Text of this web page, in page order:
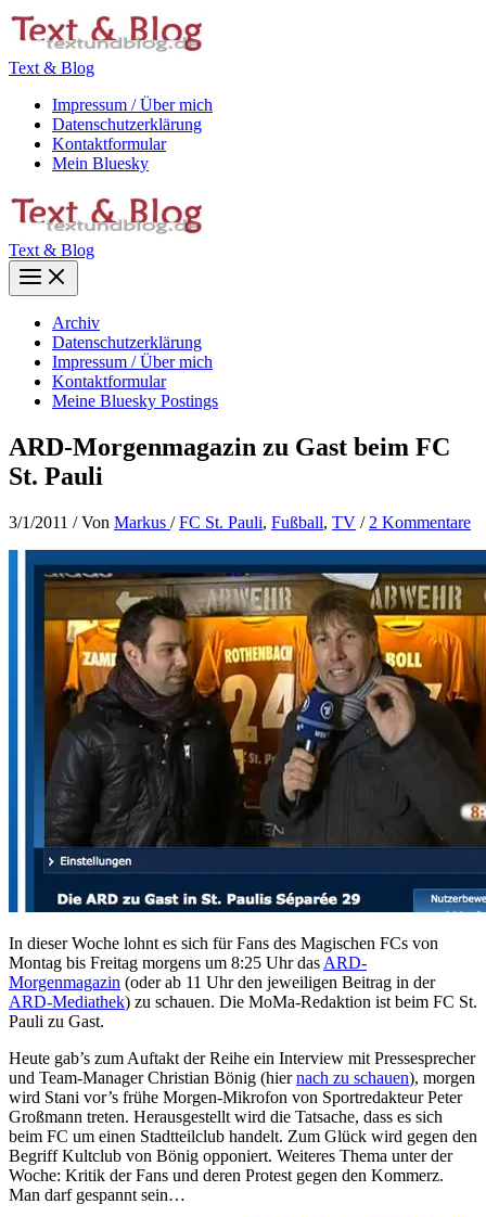
Zum
Inhalt
Text & Blog
Impressum / Über mich
Datenschutzerklärung
Kontaktformular
Mein Bluesky
Text & Blog
Main
Menu
Archiv
Datenschutzerklärung
Impressum / Über mich
Kontaktformular
Meine Bluesky Postings
ARD-Morgenmagazin zu Gast beim FC
St. Pauli
3/1/2011 / Von Markus /FC St. Pauli, Fußball, TV / 2 Kommentare
In dieser Woche lohnt es sich für Fans des Magischen FCs von
Montag bis Freitag morgens um 8:25 Uhr das ARD-
Morgenmagazin (oder ab 11 Uhr den jeweiligen Beitrag in der
ARD-Mediathek) zu schauen. Die MoMa-Redaktion ist beim FC St.
Pauli zu Gast.
Heute gab’s zum Auftakt der Reihe ein Interview mit Pressesprecher
und Team-Manager Christian Bönig (hiernach zu schauen), morgen
wird Stani vor’s frühe Morgen-Mikrofon von Sportredakteur Peter
Großmann treten. Herausgestellt wird die Tatsache, dass es sich
beim FC um einen Stadtteilclub handelt. Zum Glück wird gegen den
Begriff Kultclub von Bönig opponiert. Weiteres Thema unter der
Woche: Kritik der Fans und deren Protest gegen den Kommerz.
Man darf gespannt sein…